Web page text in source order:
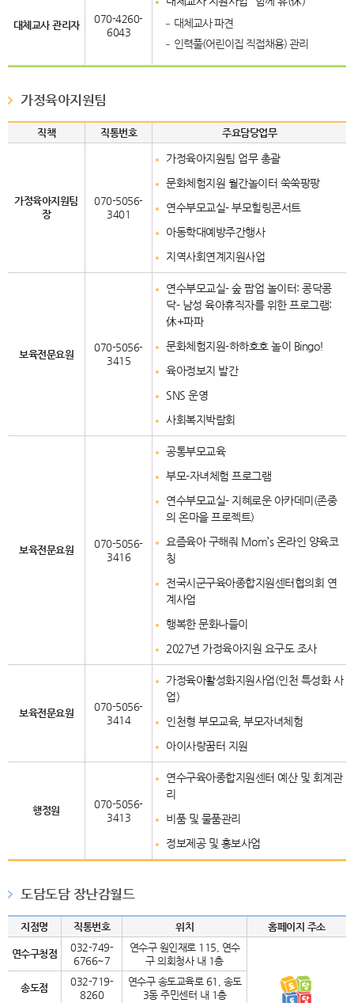
대체교사 관리자
070-4260-
6043
대체교사 파견
인력풀(어린이집 직접채용) 관리
가정육아지원팀
직책 직통번호 주요담당업무
가정육아지원팀
장
070-5056-
3401
가정육아지원팀 업무 총괄
문화체험지원 월간놀이터 쑥쑥팡팡
연수부모교실- 부모힐링콘서트
아동학대예방주간행사
지역사회연계지원사업
보육전문요원
070-5056-
3415
연수부모교실- 숲 팝업 놀이터: 콩닥콩
닥- 남성 육아휴직자를 위한 프로그램:
休+파파
문화체험지원-하하호호 놀이 Bingo!
육아정보지 발간
SNS 운영
사회복지박람회
보육전문요원
070-5056-
3416
공통부모교육
부모-자녀체험 프로그램
연수부모교실- 지혜로운 아카데미(존중
의 온마을 프로젝트)
요즘육아 구해줘 Mom’s 온라인 양육코
칭
전국시군구육아종합지원센터협의회 연
계사업
행복한 문화나들이
2027년 가정육아지원 요구도 조사
보육전문요원
070-5056-
3414
가정육아활성화지원사업(인천 특성화 사
업)
인천형 부모교육, 부모자녀체험
아이사랑꿈터 지원
행정원
070-5056-
3413
연수구육아종합지원센터 예산 및 회계관
리
비품 및 물품관리
정보제공 및 홍보사업
도담도담 장난감월드
지점명 직통번호 위치 홈페이지 주소
연수구청점
032-749-
6766~7
연수구 원인재로 115, 연수
구 의회청사 내 1층
송도점
032-719-
8260
연수구 송도교육로 61, 송도
3동 주민센터 내 1층